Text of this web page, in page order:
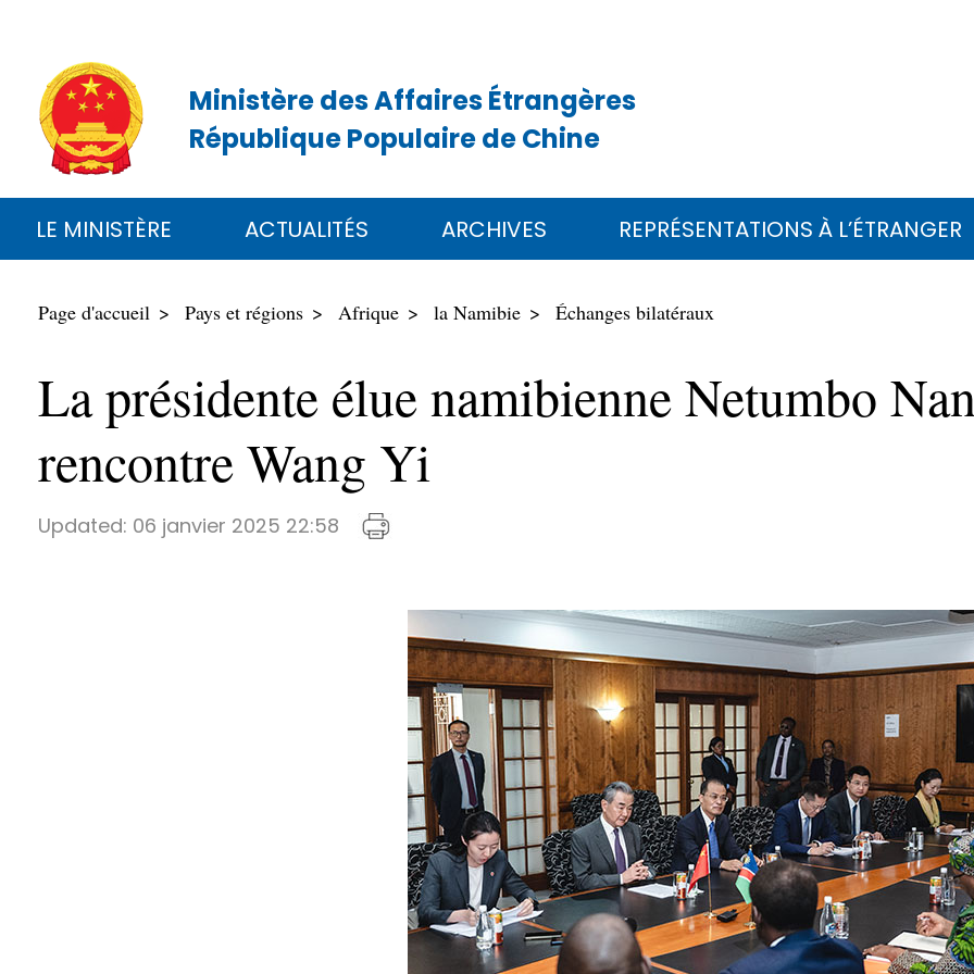
Ministère des Affaires Étrangères
République Populaire de Chine
LE MINISTÈRE ACTUALITÉS ARCHIVES REPRÉSENTATIONS À L’ÉTRANGER
Page d'accueil Pays et régions Afrique la Namibie Échanges bilatéraux
La présidente élue namibienne Netumbo
rencontre Wang Yi
Updated: 06 janvier 2025 22:58